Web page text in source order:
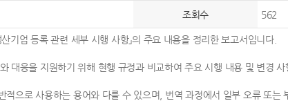
조회수 562
기업 등록 관련 세부 시행 사항」의 주요 내용을 정리한 보고서입니다.
대응을 지원하기 위해 현행 규정과 비교하여 주요 시행 내용 및 변경
으로 사용하는 용어와 다를 수 있으며, 번역 과정에서 일부 오류 또